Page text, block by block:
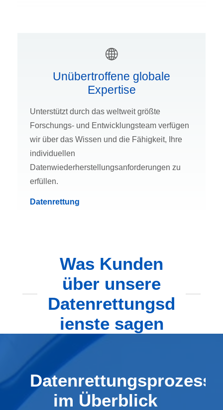
Unübertroffene globale
Expertise
Unterstützt durch das weltweit größte
Forschungs- und Entwicklungsteam verfügen
wir über das Wissen und die Fähigkeit, Ihre
individuellen
Datenwiederherstellungsanforderungen zu
erfüllen.
Datenrettung
Was Kunden
über unsere
Datenrettungsd
ienste sagen
Datenrettungsprozess
im Überblick